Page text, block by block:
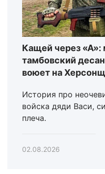
Кащей через «А»:
тамбовский
воюет на
История про
войска дяди Васи,
плеча.
02.08.2026